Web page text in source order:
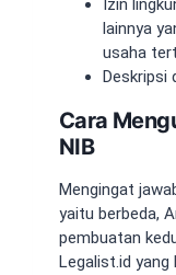
Izin
lainnya
usaha
Deskripsi
Cara
NIB
Mengingat
yaitu berbeda,
pembuatan
Legalist.id yang